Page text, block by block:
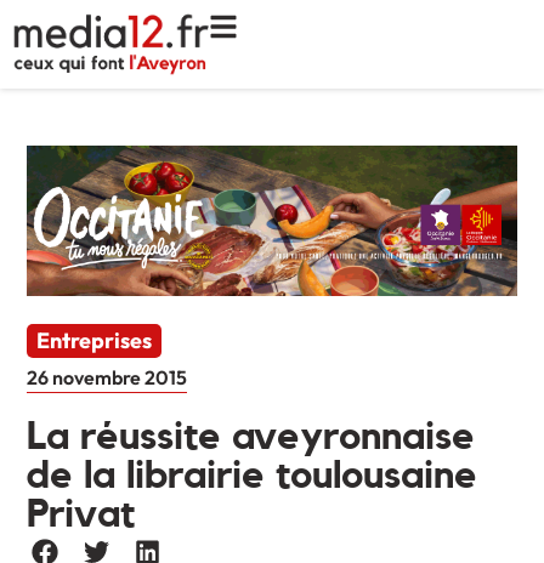
Entreprises
26 novembre 2015
La réussite aveyronnaise
de la librairie toulousaine
Privat